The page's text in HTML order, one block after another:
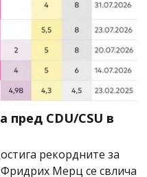
пред CDU/CSU в
рекордните за
Мерц се свлича